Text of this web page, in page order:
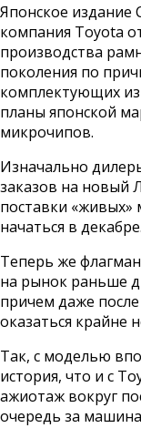
Японское издание
компания Toyota
производства
поколения по
комплектующих
планы японской
микрочипов.
Изначально
заказов на новый
поставки
начаться в декабре.
Теперь же
на рынок раньше
причем даже
оказаться крайне
Так, с моделью
история, что и с
ажиотаж вокруг
очередь за